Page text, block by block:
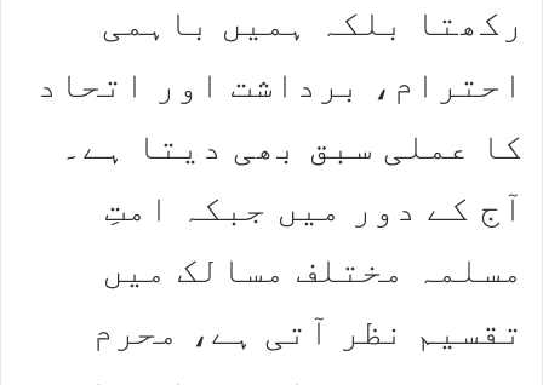
رکھتا بلکہ ہمیں باہمی
احترام، برداشت اور اتحاد
کا عملی سبق بھی دیتا ہے۔
آج کے دور میں جبکہ امتِ
مسلمہ مختلف مسالک میں
تقسیم نظر آتی ہے، محرم